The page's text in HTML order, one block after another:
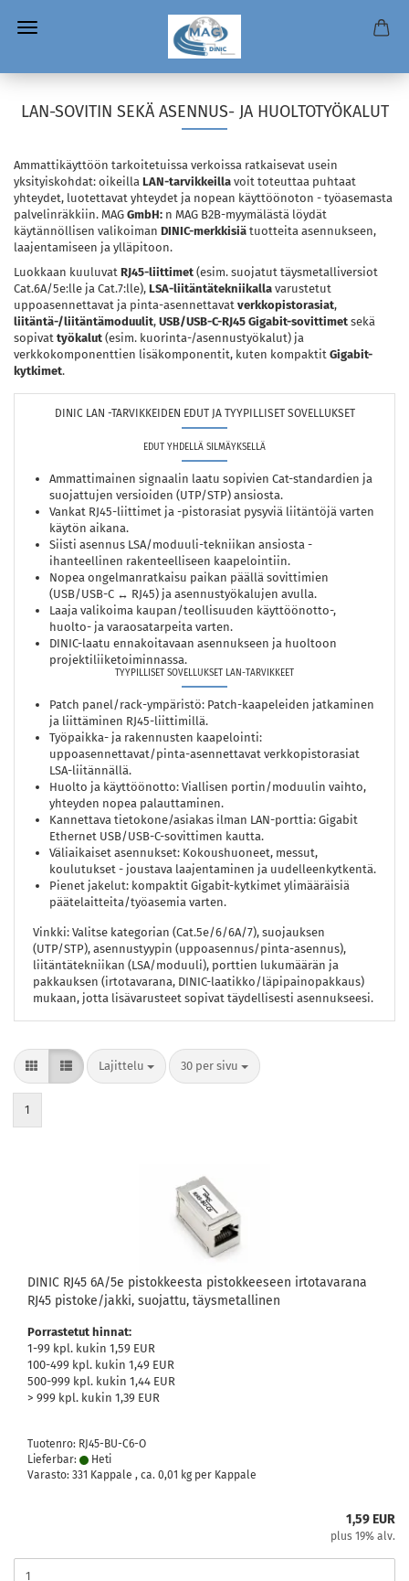
LAN-SOVITIN SEKÄ ASENNUS- JA HUOLTOTYÖKALUT
Ammattikäyttöön tarkoitetuissa verkoissa ratkaisevat usein
yksityiskohdat: oikeilla LAN-tarvikkeilla voit toteuttaa puhtaat
yhteydet, luotettavat yhteydet ja nopean käyttöönoton - työasemasta
palvelinräkkiin. MAG GmbH: n MAG B2B-myymälästä löydät
käytännöllisen valikoiman DINIC-merkkisiä tuotteita asennukseen,
laajentamiseen ja ylläpitoon.
Luokkaan kuuluvat RJ45-liittimet (esim. suojatut täysmetalliversiot
Cat.6A/5e:lle ja Cat.7:lle), LSA-liitäntätekniikalla varustetut
uppoasennettavat ja pinta-asennettavat verkkopistorasiat,
liitäntä-/liitäntämoduulit, USB/USB-C-RJ45 Gigabit-sovittimet sekä
sopivat työkalut (esim. kuorinta-/asennustyökalut) ja
verkkokomponenttien lisäkomponentit, kuten kompaktit Gigabit-
kytkimet.
DINIC LAN -TARVIKKEIDEN EDUT JA TYYPILLISET SOVELLUKSET
EDUT YHDELLÄ SILMÄYKSELLÄ
Ammattimainen signaalin laatu sopivien Cat-standardien ja
suojattujen versioiden (UTP/STP) ansiosta.
Vankat RJ45-liittimet ja -pistorasiat pysyviä liitäntöjä varten
käytön aikana.
Siisti asennus LSA/moduuli-tekniikan ansiosta -
ihanteellinen rakenteelliseen kaapelointiin.
Nopea ongelmanratkaisu paikan päällä sovittimien
(USB/USB-C ↔ RJ45) ja asennustyökalujen avulla.
Laaja valikoima kaupan/teollisuuden käyttöönotto-,
huolto- ja varaosatarpeita varten.
DINIC-laatu ennakoitavaan asennukseen ja huoltoon
projektiliiketoiminnassa.
TYYPILLISET SOVELLUKSET LAN-TARVIKKEET
Patch panel/rack-ympäristö: Patch-kaapeleiden jatkaminen
ja liittäminen RJ45-liittimillä.
Työpaikka- ja rakennusten kaapelointi:
uppoasennettavat/pinta-asennettavat verkkopistorasiat
LSA-liitännällä.
Huolto ja käyttöönotto: Viallisen portin/moduulin vaihto,
yhteyden nopea palauttaminen.
Kannettava tietokone/asiakas ilman LAN-porttia: Gigabit
Ethernet USB/USB-C-sovittimen kautta.
Väliaikaiset asennukset: Kokoushuoneet, messut,
koulutukset - joustava laajentaminen ja uudelleenkytkentä.
Pienet jakelut: kompaktit Gigabit-kytkimet ylimääräisiä
päätelaitteita/työasemia varten.
Vinkki: Valitse kategorian (Cat.5e/6/6A/7), suojauksen
(UTP/STP), asennustyypin (uppoasennus/pinta-asennus),
liitäntätekniikan (LSA/moduuli), porttien lukumäärän ja
pakkauksen (irtotavarana, DINIC-laatikko/läpipainopakkaus)
mukaan, jotta lisävarusteet sopivat täydellisesti asennukseesi.
Lajittelu
Lajittelu 30 per sivu
per sivu
1
DINIC RJ45 6A/5e pistokkeesta pistokkeeseen irtotavarana
RJ45 pistoke/jakki, suojattu, täysmetallinen
Porrastetut hinnat:
1-99 kpl. kukin 1,59 EUR
100-499 kpl. kukin 1,49 EUR
500-999 kpl. kukin 1,44 EUR
> 999 kpl. kukin 1,39 EUR
Tuotenro: RJ45-BU-C6-O
Lieferbar:
Heti
Varasto: 331 Kappale , ca. 0,01 kg per Kappale
1,59 EUR
plus 19% alv.